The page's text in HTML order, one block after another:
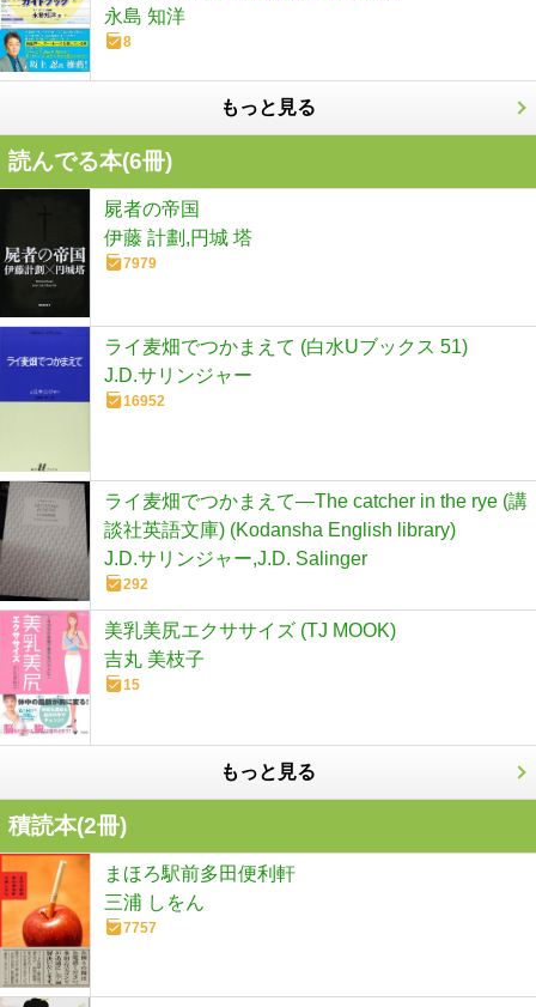
永島 知洋
8
もっと見る
読んでる本(6冊)
屍者の帝国
伊藤 計劃,円城 塔
7979
ライ麦畑でつかまえて (白水Uブックス 51)
J.D.サリンジャー
16952
ライ麦畑でつかまえて―The catcher in the rye (講
談社英語文庫) (Kodansha English library)
J.D.サリンジャー,J.D. Salinger
292
美乳美尻エクササイズ (TJ MOOK)
吉丸 美枝子
15
もっと見る
積読本(2冊)
まほろ駅前多田便利軒
三浦 しをん
7757